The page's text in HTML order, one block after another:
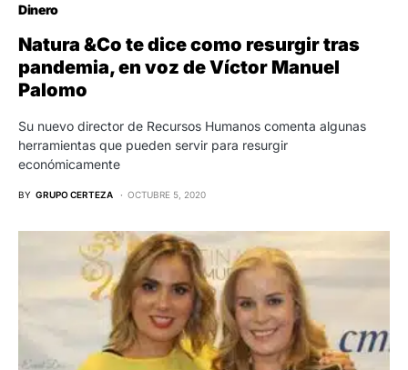
Dinero
Natura &Co te dice como resurgir tras
pandemia, en voz de Víctor Manuel
Palomo
Su nuevo director de Recursos Humanos comenta algunas
herramientas que pueden servir para resurgir
económicamente
BY GRUPO CERTEZA OCTUBRE 5, 2020